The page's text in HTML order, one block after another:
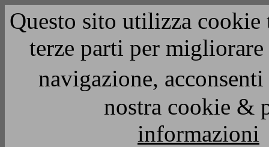
Questo sito utilizza
terze parti per
navigazione,
nostra cookie &
informazioni